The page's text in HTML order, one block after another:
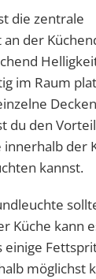
die zentrale
der
im Raum
du den
der
kannst.
Küche kann
möglichst